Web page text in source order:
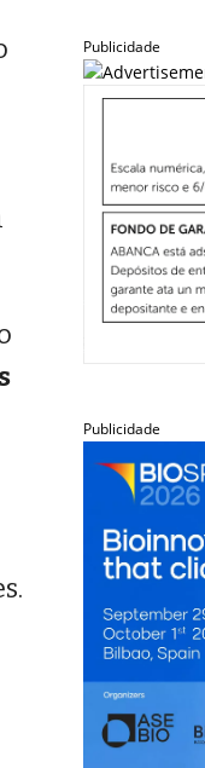
Publicidade
Publicidade